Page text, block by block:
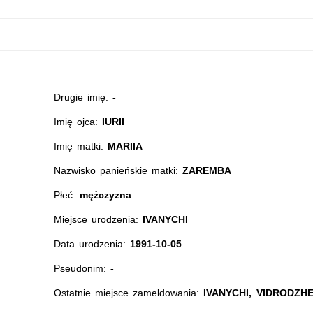
Drugie imię:-
Imię ojca: IURII
Imię matki: MARIIA
Nazwisko panieńskie matki:ZAREMBA
Płeć: mężczyzna
Miejsce urodzenia: IVANYCHI
Data urodzenia: 1991-10-05
Pseudonim: -
Ostatnie miejsce zameldowania: IVANYCHI,